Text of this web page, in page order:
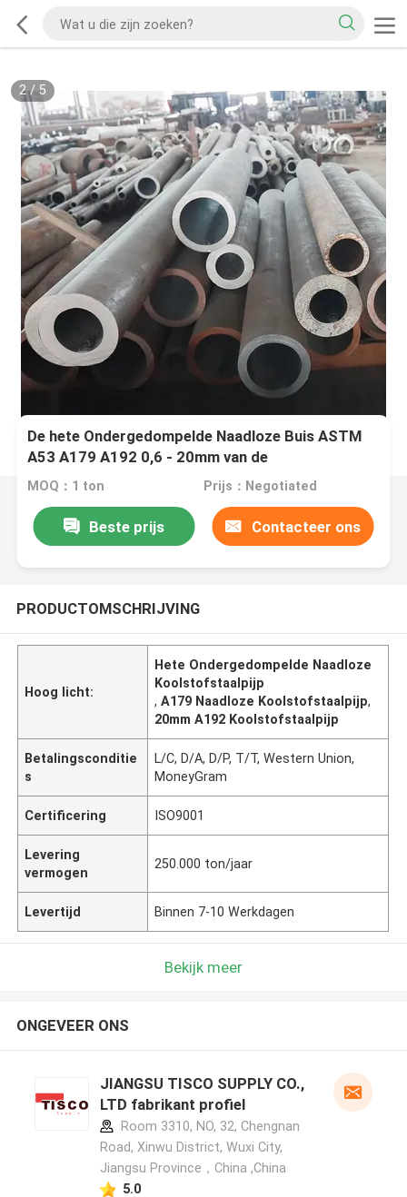
2/ 5
De hete Ondergedompelde Naadloze Buis ASTM
A53 A179 A192 0,6 - 20mm van de
Koolstofstaalpijp
MOQ：1 ton Prijs：Negotiated
Beste prijs Contacteer ons
PRODUCTOMSCHRIJVING
Hoog licht:
Hete Ondergedompelde Naadloze
Koolstofstaalpijp
,A179 Naadloze Koolstofstaalpijp,
20mm A192 Koolstofstaalpijp
Betalingsconditie
s
L/C, D/A, D/P, T/T, Western Union,
MoneyGram
Certificering ISO9001
Levering
vermogen
250.000 ton/jaar
Levertijd Binnen 7-10 Werkdagen
Bekijk meer
ONGEVEER ONS
JIANGSU TISCO SUPPLY CO.,
LTD fabrikant profiel
Room 3310, NO, 32, Chengnan
Road, Xinwu District, Wuxi City,
Jiangsu Province，China ,China
5.0